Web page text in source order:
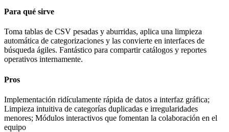
Para qué sirve
Toma tablas de CSV pesadas y aburridas, aplica una limpieza
automática de categorizaciones y las convierte en interfaces de
búsqueda ágiles. Fantástico para compartir catálogos y reportes
operativos internamente.
Pros
Implementación ridículamente rápida de datos a interfaz gráfica;
Limpieza intuitiva de categorías duplicadas e irregularidades
menores; Módulos interactivos que fomentan la colaboración en el
equipo